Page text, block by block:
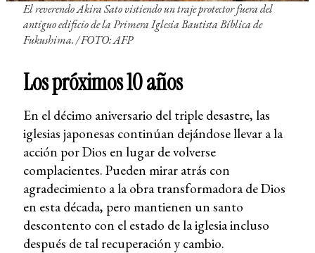
El reverendo Akira Sato vistiendo un traje protector fuera del
antiguo edificio de la Primera Iglesia Bautista Bíblica de
Fukushima./ FOTO: AFP
Los próximos 10 años
En el décimo aniversario del triple desastre, las
iglesias japonesas continúan dejándose llevar a la
acción por Dios en lugar de volverse
complacientes. Pueden mirar atrás con
agradecimiento a la obra transformadora de Dios
en esta década, pero mantienen un santo
descontento con el estado de la iglesia incluso
después de tal recuperación y cambio.